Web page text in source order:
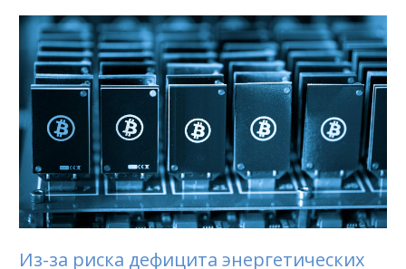
Из-за риска дефицита энергетических